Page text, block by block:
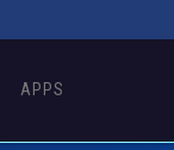
APPS